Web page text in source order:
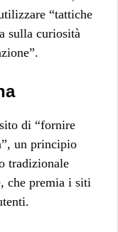
“tattiche
sulla curiosità
di “fornire
un principio
tradizionale
che premia i siti